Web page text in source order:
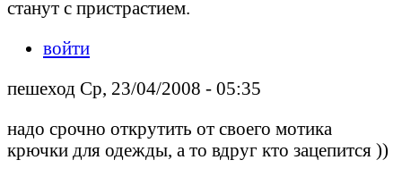
станут с пристрастием.
войти
пешеход Ср, 23/04/2008 - 05:35
надо срочно открутить от своего мотика
крючки для одежды, а то вдруг кто зацепится ))